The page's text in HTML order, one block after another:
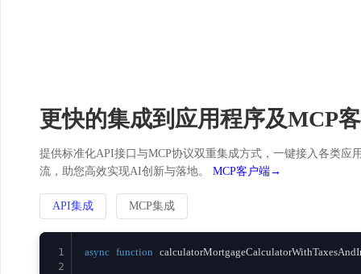
更快的集成到应用程序及MCP
提供标准化API接口与MCP协议双重集成方式，一键接入各类
流，助您高效实现AI创新与落地。 MCP客户端→
API集成 MCP集成
1
2
async function